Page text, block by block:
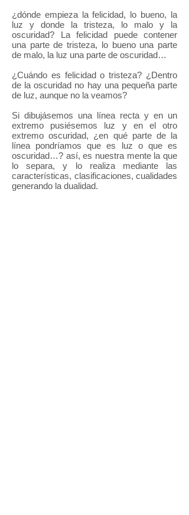
¿dónde empieza la felicidad, lo bueno, la
luz y donde la tristeza, lo malo y la
oscuridad? La felicidad puede contener
una parte de tristeza, lo bueno una parte
de malo, la luz una parte de oscuridad…
¿Cuándo es felicidad o tristeza? ¿Dentro
de la oscuridad no hay una pequeña parte
de luz, aunque no la veamos?
Si dibujásemos una línea recta y en un
extremo pusiésemos luz y en el otro
extremo oscuridad, ¿en qué parte de la
línea pondríamos que es luz o que es
oscuridad…? así, es nuestra mente la que
lo separa, y lo realiza mediante las
características, clasificaciones, cualidades
generando la dualidad.